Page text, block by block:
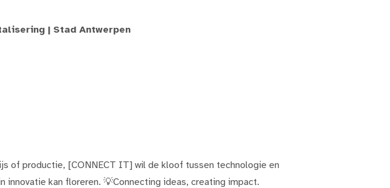
| Stad Antwerpen
of productie, [CONNECT IT] wil de kloof tussen technologie en
kan floreren. 💡Connecting ideas, creating impact.